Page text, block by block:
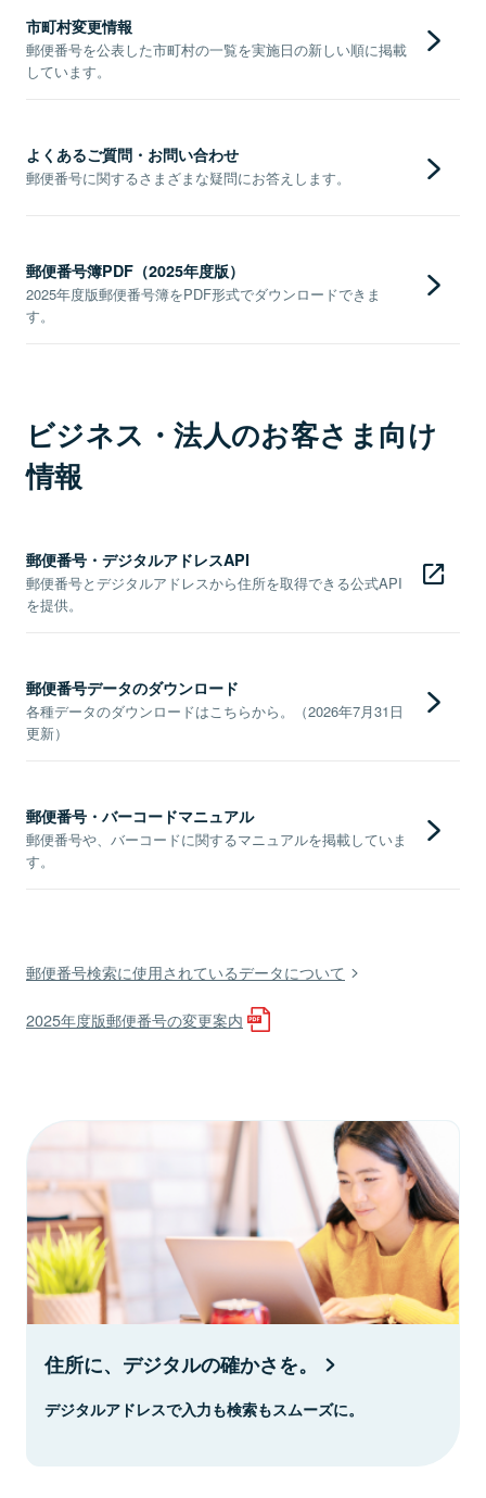
市町村変更情報
郵便番号を公表した市町村の一覧を実施日の新しい順に掲載
しています。
よくあるご質問・お問い合わせ
郵便番号に関するさまざまな疑問にお答えします。
郵便番号簿PDF（2025年度版）
2025年度版郵便番号簿をPDF形式でダウンロードできま
す。
ビジネス・法人のお客さま向け
情報
郵便番号・デジタルアドレスAPI
郵便番号とデジタルアドレスから住所を取得できる公式API
を提供。
郵便番号データのダウンロード
各種データのダウンロードはこちらから。（2026年7月31日
更新）
郵便番号・バーコードマニュアル
郵便番号や、バーコードに関するマニュアルを掲載していま
す。
郵便番号検索に使用されているデータについて
2025年度版郵便番号の変更案内
住所に、デジタルの確かさを。
デジタルアドレスで入力も検索もスムーズに。